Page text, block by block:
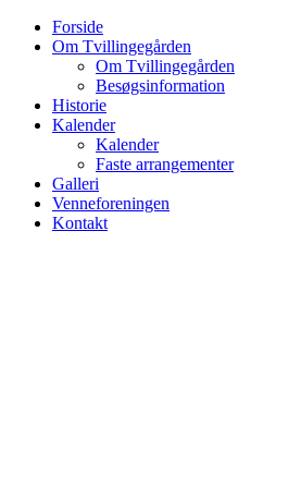
Forside
Om Tvillingegården
Om Tvillingegården
Besøgsinformation
Historie
Kalender
Kalender
Faste arrangementer
Galleri
Venneforeningen
Kontakt